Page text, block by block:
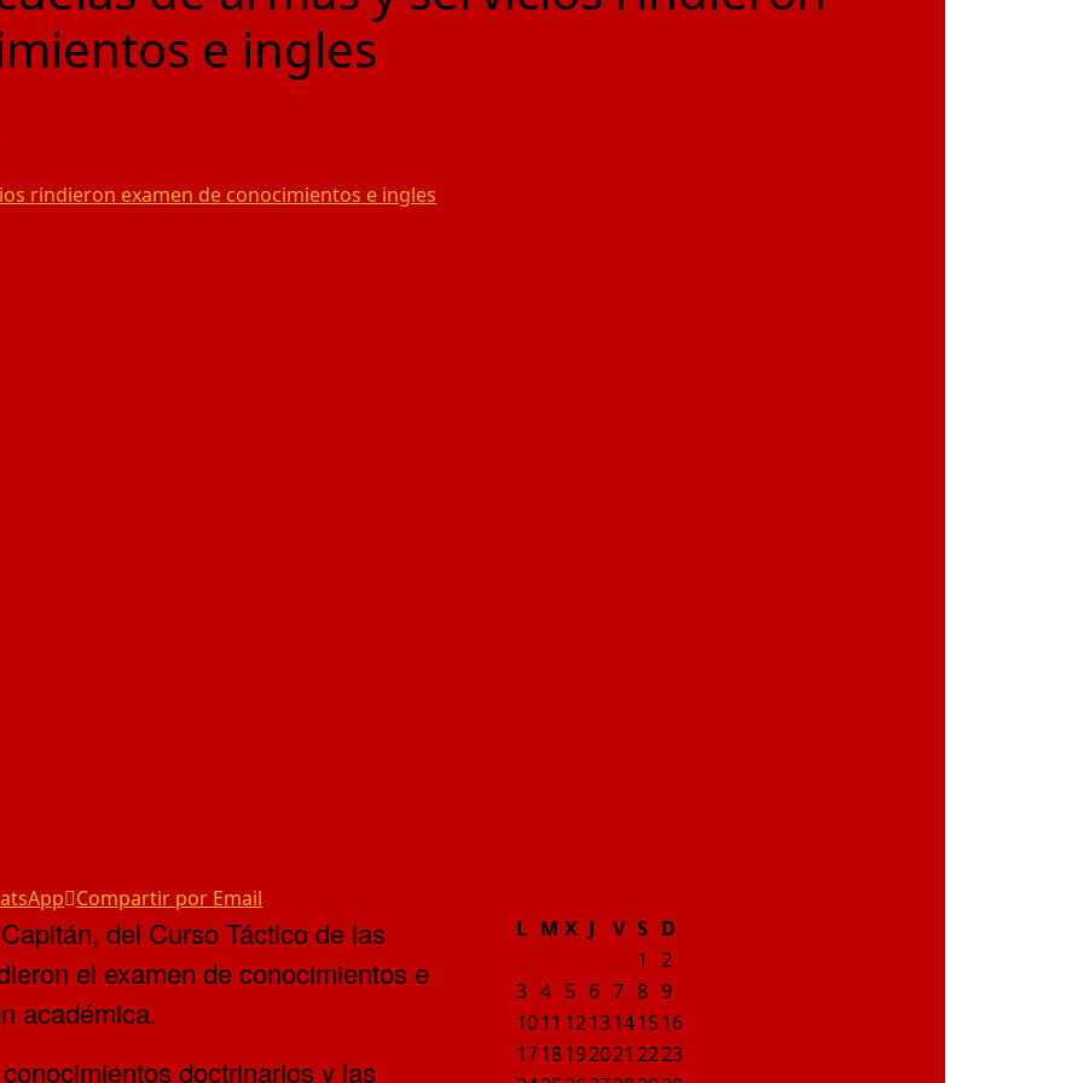
e ingles
Compartir por Email
del Curso Táctico de las
el examen de conocimientos e
académica.
doctrinarios y las
L M X J V S D
1
2
3 4 5 6 7 8 9
1011 1213141516
1718192021 2223